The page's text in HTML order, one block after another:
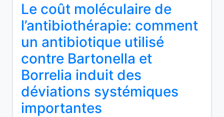
Le coût moléculaire de
l’antibiothérapie: comment
un antibiotique utilisé
contre Bartonella et
Borrelia induit des
déviations systémiques
importantes